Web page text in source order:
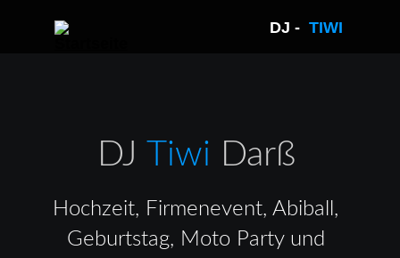
DJ Tiwi Darß
Hochzeit, Firmenevent, Abiball,
Geburtstag, Moto Party und
DJ - TIWI